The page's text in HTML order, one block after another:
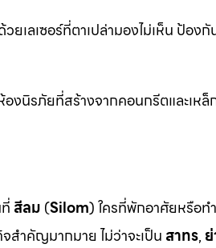
ลเซอร์ที่ตาเปล่ามองไม่เห็น ป้องกั
งนิรภัยที่สร้างจากคอนกรีตและเหล็
สีลม (Silom) ใครที่พักอาศัยหรือท
สำคัญมากมาย ไม่ว่าจะเป็น สาทร,